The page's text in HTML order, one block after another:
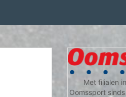
Met filialen
Oomssport